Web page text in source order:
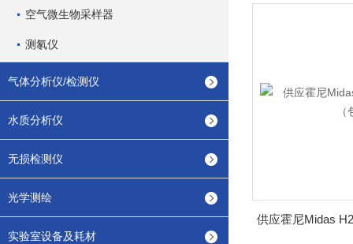
空气微生物采样器
测氡仪
气体分析仪/检测仪
水质分析仪
无损检测仪
光学测绘
实验室设备及耗材